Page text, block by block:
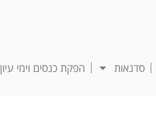
סדנאות הפקת כנסים וימי עיון